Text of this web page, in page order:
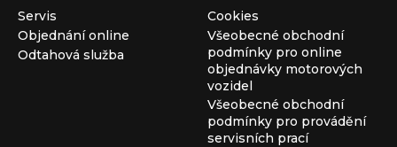
Servis
Objednání online
Odtahová služba
Cookies
Všeobecné obchodní
podmínky pro online
objednávky motorových
vozidel
Všeobecné obchodní
podmínky pro provádění
servisních prací